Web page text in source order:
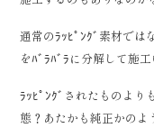
通常のﾗｯﾋﾟﾝｸﾞ素材では
をﾊﾞﾗﾊﾞﾗに分解して施
ﾗｯﾋﾟﾝｸﾞされたものより
態？あたかも純正かのよ